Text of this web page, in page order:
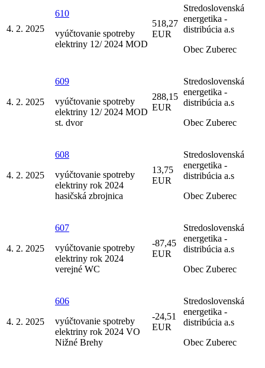
4. 2. 2025
610
vyúčtovanie spotreby
elektriny 12/ 2024 MOD
518,27
EUR
Stredoslovenská
energetika -
distribúcia a.s
Obec Zuberec
4. 2. 2025
609
vyúčtovanie spotreby
elektriny 12/ 2024 MOD
st. dvor
288,15
EUR
Stredoslovenská
energetika -
distribúcia a.s
Obec Zuberec
4. 2. 2025
608
vyúčtovanie spotreby
elektriny rok 2024
hasičská zbrojnica
13,75
EUR
Stredoslovenská
energetika -
distribúcia a.s
Obec Zuberec
4. 2. 2025
607
vyúčtovanie spotreby
elektriny rok 2024
verejné WC
-87,45
EUR
Stredoslovenská
energetika -
distribúcia a.s
Obec Zuberec
4. 2. 2025
606
vyúčtovanie spotreby
elektriny rok 2024 VO
Nižné Brehy
-24,51
EUR
Stredoslovenská
energetika -
distribúcia a.s
Obec Zuberec